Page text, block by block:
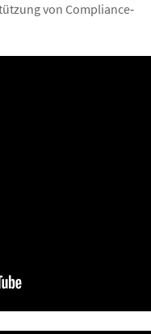
von Compliance‑